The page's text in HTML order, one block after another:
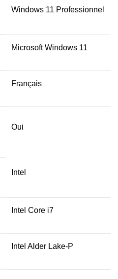
Windows 11 Professionnel
Microsoft Windows 11
Français
Oui
Intel
Intel Core i7
Intel Alder Lake-P